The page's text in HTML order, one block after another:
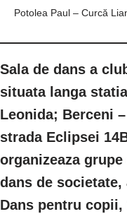
Potolea Paul – Curcă
Sala de dans a
situata langa
Leonida; Berceni
strada Eclipsei
organizeaza
dans de
Dans pentru